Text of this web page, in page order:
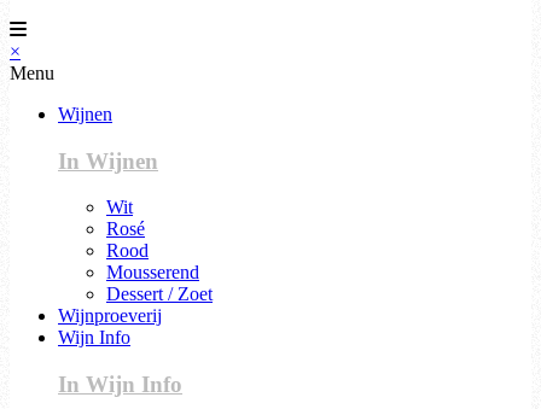
×
Menu
Wijnen
In Wijnen
Wit
Rosé
Rood
Mousserend
Dessert / Zoet
Wijnproeverij
Wijn Info
In Wijn Info